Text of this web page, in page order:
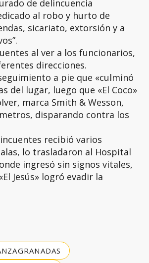
de delincuencia
al robo y hurto de
sicariato, extorsión y a
al ver a los funcionarios,
direcciones.
a pie que «culminó
del lugar, luego que «El Coco»
marca Smith & Wesson,
disparando contra los
recibió varios
lo trasladaron al Hospital
ingresó sin signos vitales,
Jesús» logró evadir la